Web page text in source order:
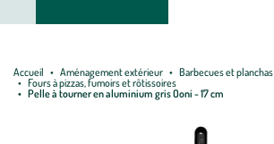
Accueil Aménagement extérieur
Barbecues et planchas
Fours à pizzas, fumoirs et rôtissoires
Pelle à tourner en aluminium gris Ooni - 17 cm